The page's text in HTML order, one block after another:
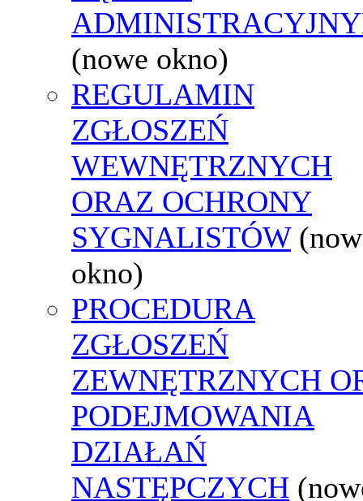
(nowe okno)
REGULAMIN
ZGŁOSZEŃ
WEWNĘTRZNYCH
ORAZ OCHRONY
SYGNALISTÓW
okno)
PROCEDURA
ZGŁOSZEŃ
ZEWNĘTRZNYCH
PODEJMOWANIA
DZIAŁAŃ
NASTĘPCZYCH